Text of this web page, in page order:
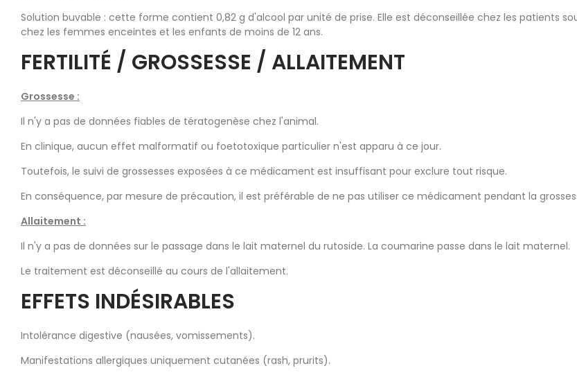
Solution buvable : cette forme contient 0,82 g d'alcool par unité de prise. Elle est déconseillée chez les patients
chez les femmes enceintes et les enfants de moins de 12 ans.
FERTILITÉ / GROSSESSE / ALLAITEMENT
Grossesse :
Il n'y a pas de données fiables de tératogenèse chez l'animal.
En clinique, aucun effet malformatif ou foetotoxique particulier n'est apparu à ce jour.
Toutefois, le suivi de grossesses exposées à ce médicament est insuffisant pour exclure tout risque.
En conséquence, par mesure de précaution, il est préférable de ne pas utiliser ce médicament pendant la
Allaitement :
Il n'y a pas de données sur le passage dans le lait maternel du rutoside. La coumarine passe dans le lait maternel.
Le traitement est déconseillé au cours de l'allaitement.
EFFETS INDÉSIRABLES
Intolérance digestive (nausées, vomissements).
Manifestations allergiques uniquement cutanées (rash, prurits).